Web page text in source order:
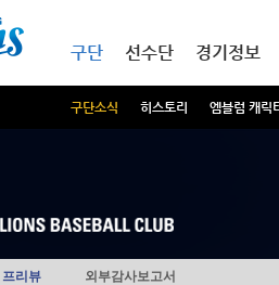
구단
구단소식 히스토리 엠블럼 캐릭
선수단 경기정보
프리뷰 외부감사보고서